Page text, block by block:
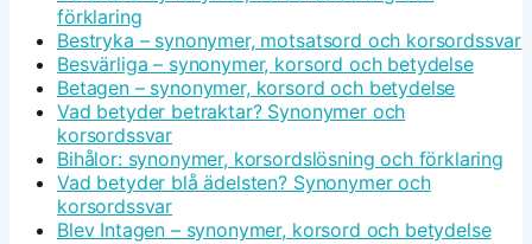
förklaring
Bestryka – synonymer, motsatsord och korsordssvar
Besvärliga – synonymer, korsord och betydelse
Betagen – synonymer, korsord och betydelse
Vad betyder betraktar? Synonymer och
korsordssvar
Bihålor: synonymer, korsordslösning och förklaring
Vad betyder blå ädelsten? Synonymer och
korsordssvar
Blev Intagen – synonymer, korsord och betydelse